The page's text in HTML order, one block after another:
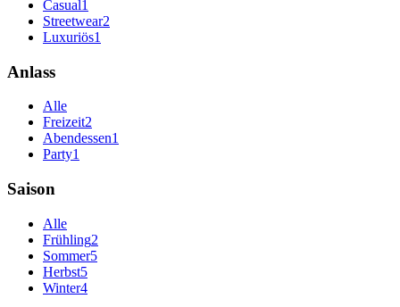
Casual1
Streetwear2
Luxuriös1
Anlass
Alle
Freizeit2
Abendessen1
Party1
Saison
Alle
Frühling2
Sommer5
Herbst5
Winter4